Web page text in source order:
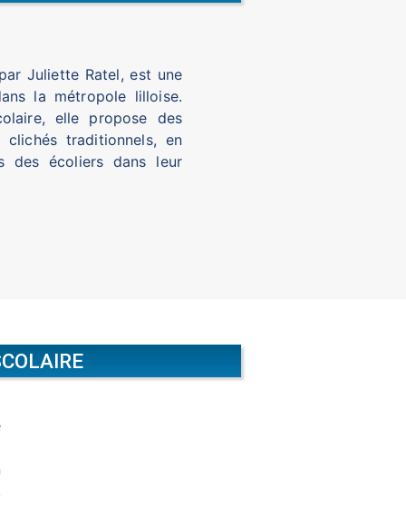
Juliette Ratel, est une
la métropole lilloise.
elle propose des
traditionnels, en
des écoliers dans leur